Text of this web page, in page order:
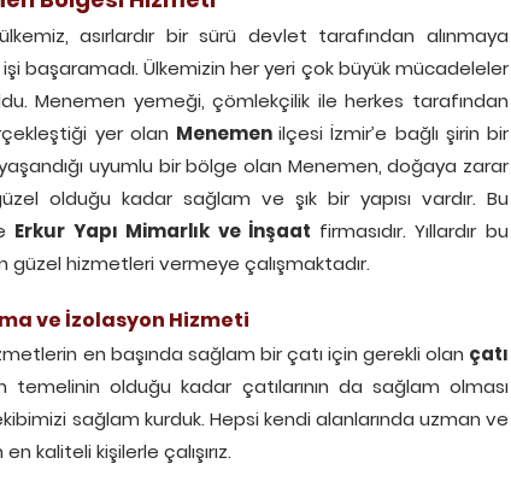
asırlardır bir sürü devlet tarafından alınmaya
işi başaramadı. Ülkemizin her yeri çok büyük mücadeleler
Menemen yemeği, çömlekçilik ile herkes tarafından
yer olan Menemenilçesi İzmir’e bağlı şirin bir
uyumlu bir bölge olan Menemen, doğaya zarar
olduğu kadar sağlam ve şık bir yapısı vardır. Bu
Erkur Yapı Mimarlık veİnşaat firmasıdır. Yıllardır bu
hizmetleri vermeye çalışmaktadır.
ve İzolasyon Hizmeti
en başında sağlam bir çatı için gerekli olan çatı
temelinin olduğu kadar çatılarının da sağlam olması
sağlam kurduk. Hepsi kendi alanlarında uzman ve
kaliteli kişilerle çalışırız.